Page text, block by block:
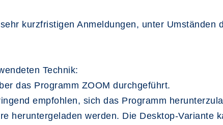
kurzfristigen Anmeldungen, unter
Technik:
das Programm ZOOM durchgeführt.
empfohlen, sich das Programm
heruntergeladen werden. Die Desktop-Variante